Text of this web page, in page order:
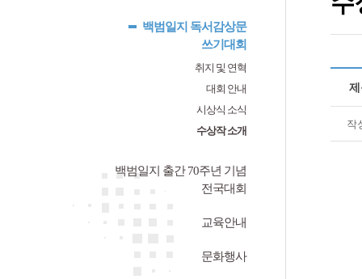
백범일지 독서감상문
쓰기대회
취지 및 연혁
대회 안내
시상식 소식
수상작 소개
백범일지 출간 70주년 기념
전국대회
교육안내
문화행사
작